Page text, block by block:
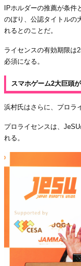
IPホルダーの推薦が条
のぼり、公認タイトルの
れるとのことだ。
ライセンスの有効期限は
必須になる。
スマホゲーム2大巨頭
浜村氏はさらに、プロラ
プロライセンスは、
れる。